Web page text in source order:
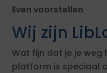
Even voorstellen
Wij zijn
Wat fijn dat je je weg
platform is speciaal